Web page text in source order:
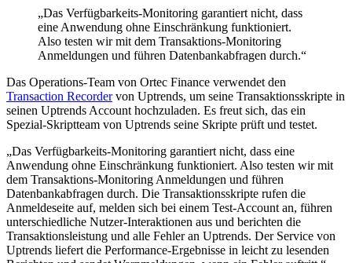
„Das Verfügbarkeits-Monitoring garantiert nicht, dass
eine Anwendung ohne Einschränkung funktioniert.
Also testen wir mit dem Transaktions-Monitoring
Anmeldungen und führen Datenbankabfragen durch.“
Das Operations-Team von Ortec Finance verwendet den
Transaction Recordervon Uptrends, um seine Transaktionsskripte in
seinen Uptrends Account hochzuladen. Es freut sich, das ein
Spezial-Skriptteam von Uptrends seine Skripte prüft und testet.
„Das Verfügbarkeits-Monitoring garantiert nicht, dass eine
Anwendung ohne Einschränkung funktioniert. Also testen wir mit
dem Transaktions-Monitoring Anmeldungen und führen
Datenbankabfragen durch. Die Transaktionsskripte rufen die
Anmeldeseite auf, melden sich bei einem Test-Account an, führen
unterschiedliche Nutzer-Interaktionen aus und berichten die
Transaktionsleistung und alle Fehler an Uptrends. Der Service von
Uptrends liefert die Performance-Ergebnisse in leicht zu lesenden